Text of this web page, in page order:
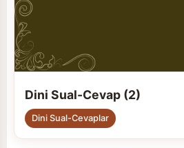
Dini Sual-Cevap (2)
Dini Sual-Cevaplar